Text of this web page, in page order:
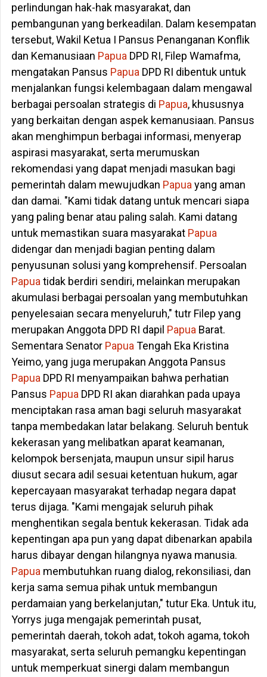
perlindungan hak-hak masyarakat, dan
pembangunan yang berkeadilan. Dalam kesempatan
tersebut, Wakil Ketua I Pansus Penanganan Konflik
dan Kemanusiaan PapuaDPD RI, Filep Wamafma,
mengatakan Pansus PapuaDPD RI dibentuk untuk
menjalankan fungsi kelembagaan dalam mengawal
berbagai persoalan strategis di Papua, khususnya
yang berkaitan dengan aspek kemanusiaan. Pansus
akan menghimpun berbagai informasi, menyerap
aspirasi masyarakat, serta merumuskan
rekomendasi yang dapat menjadi masukan bagi
pemerintah dalam mewujudkan Papuayang aman
dan damai. "Kami tidak datang untuk mencari siapa
yang paling benar atau paling salah. Kami datang
untuk memastikan suara masyarakat Papua
didengar dan menjadi bagian penting dalam
penyusunan solusi yang komprehensif. Persoalan
Papuatidak berdiri sendiri, melainkan merupakan
akumulasi berbagai persoalan yang membutuhkan
penyelesaian secara menyeluruh," tutr Filep yang
merupakan Anggota DPD RI dapil PapuaBarat.
Sementara Senator PapuaTengah Eka Kristina
Yeimo, yang juga merupakan Anggota Pansus
PapuaDPD RI menyampaikan bahwa perhatian
Pansus PapuaDPD RI akan diarahkan pada upaya
menciptakan rasa aman bagi seluruh masyarakat
tanpa membedakan latar belakang. Seluruh bentuk
kekerasan yang melibatkan aparat keamanan,
kelompok bersenjata, maupun unsur sipil harus
diusut secara adil sesuai ketentuan hukum, agar
kepercayaan masyarakat terhadap negara dapat
terus dijaga. "Kami mengajak seluruh pihak
menghentikan segala bentuk kekerasan. Tidak ada
kepentingan apa pun yang dapat dibenarkan apabila
harus dibayar dengan hilangnya nyawa manusia.
Papuamembutuhkan ruang dialog, rekonsiliasi, dan
kerja sama semua pihak untuk membangun
perdamaian yang berkelanjutan," tutur Eka. Untuk itu,
Yorrys juga mengajak pemerintah pusat,
pemerintah daerah, tokoh adat, tokoh agama, tokoh
masyarakat, serta seluruh pemangku kepentingan
untuk memperkuat sinergi dalam membangun